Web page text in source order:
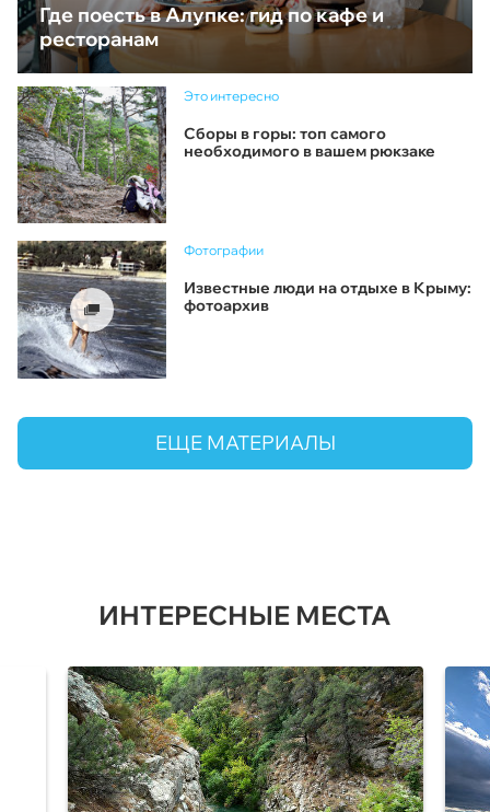
Где поесть в Алупке: гид по кафе и
ресторанам
Это интересно
Сборы в горы: топ самого
необходимого в вашем рюкзаке
Фотографии
Известные люди на отдыхе в Крыму:
фотоархив
ЕЩЕ МАТЕРИАЛЫ
ИНТЕРЕСНЫЕ МЕСТА